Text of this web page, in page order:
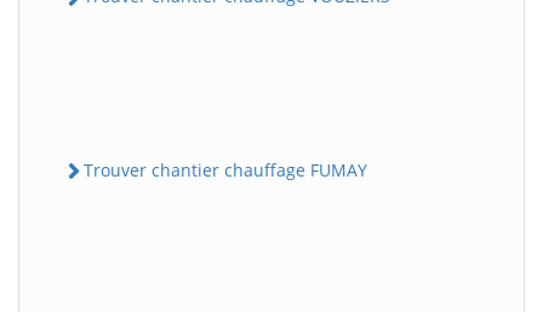
Trouver chantier chauffage FUMAY